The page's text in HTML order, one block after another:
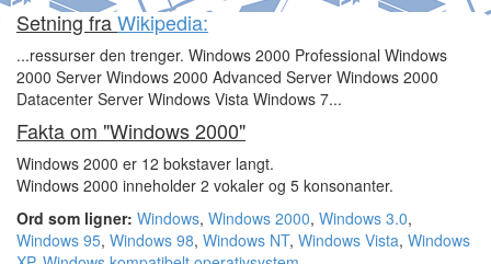
Setning fraWikipedia:
...ressurser den trenger. Windows 2000 Professional Windows
2000 Server Windows 2000 Advanced Server Windows 2000
Datacenter Server Windows Vista Windows 7...
Fakta om "Windows 2000"
Windows 2000 er 12 bokstaver langt.
Windows 2000 inneholder 2 vokaler og 5 konsonanter.
Ord som ligner: Windows, Windows 2000, Windows 3.0,
Windows 95, Windows 98, Windows NT, Windows Vista, Windows